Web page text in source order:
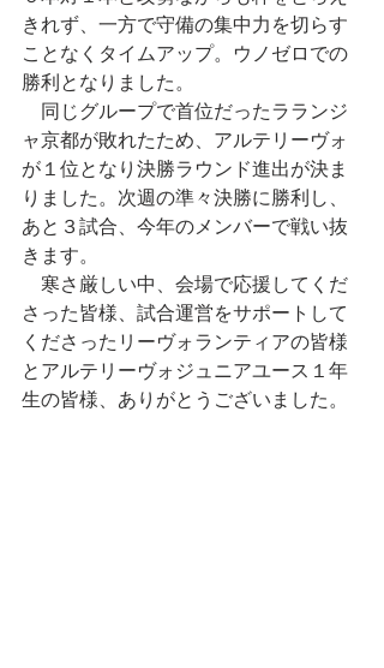
きれず、一方で守備の集中力を切らす
ことなくタイムアップ。ウノゼロでの
勝利となりました。
同じグループで首位だったラランジ
ャ京都が敗れたため、アルテリーヴォ
が１位となり決勝ラウンド進出が決ま
りました。次週の準々決勝に勝利し、
あと３試合、今年のメンバーで戦い抜
きます。
寒さ厳しい中、会場で応援してくだ
さった皆様、試合運営をサポートして
くださったリーヴォランティアの皆様
とアルテリーヴォジュニアユース１年
生の皆様、ありがとうございました。